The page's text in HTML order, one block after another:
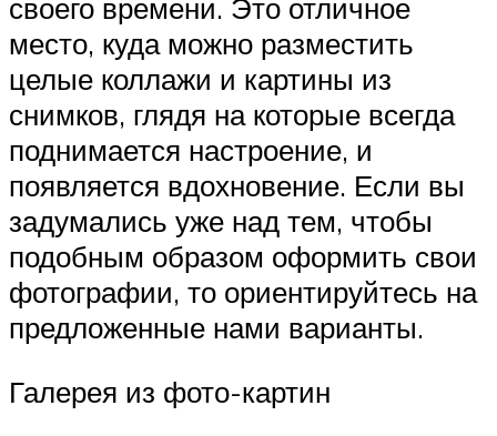
своего времени. Это отличное
место, куда можно разместить
целые коллажи и картины из
снимков, глядя на которые всегда
поднимается настроение, и
появляется вдохновение. Если вы
задумались уже над тем, чтобы
подобным образом оформить свои
фотографии, то ориентируйтесь на
предложенные нами варианты.
Галерея из фото-картин